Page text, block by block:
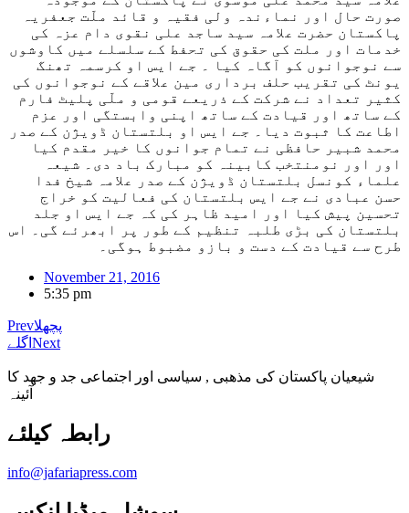
صورت حال اور نماءندہ ولی فقیہ و قائد ملّت جعفریہ
پاکستان حضرت علامہ سید ساجد علی نقوی دام عزہ کی
خدمات اور ملت کی حقوق کی تحفط کے سلسلے میں کاوشوں
سے نوجوانوں کو آگاہ کیا ۔ جے ایس او کرسمہ تھنگ
یونٹ کی تقریب حلف برداری مین علاقے کے نوجوانوں کی
کثیر تعداد نے شرکت کے ذریعے قومی و ملّی پلیٹ فارم
کے ساتھ اور قیادت کے ساتھ اپنی وابستگی اور عزم
اطاعت کا ثبوت دیا۔ جے ایس او بلتستان ڈویژن کے صدر
محمد شبیر حافظی نے تمام جوانوں کا خیر مقدم کیا
اور اور نومنتخب کابینہ کو مبارک باد دی۔ شیعہ
علماء کونسل بلتستان ڈویژن کے صدر علامہ شیخ فدا
حسن عبادی نے جے ایس بلتستان کی فعالیت کو خراج
تحسین پیش کیا اور امید ظاہر کی کہ جے ایس او جلد
بلتستان کی بڑی طلبہ تنظیم کے طور پر ابھرئے گی۔ اس
طرح سے قیادت کے دست و بازو مضبوط ہوگی۔
November 21, 2016
5:35 pm
Prevپچھلا
اگلے Next
شیعیان پاکستان کی مذهبی , سیاسی اور اجتماعی جد و جهد کا
آئینہ
info@jafariapress.com​